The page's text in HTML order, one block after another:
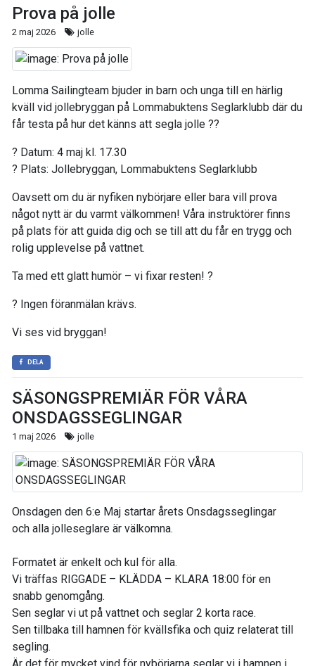
Prova på jolle
2 maj 2026 jolle
Lomma Sailingteam bjuder in barn och unga till en härlig
kväll vid jollebryggan på Lommabuktens Seglarklubb där du
får testa på hur det känns att segla jolle ??
? Datum: 4 maj kl. 17.30
? Plats: Jollebryggan, Lommabuktens Seglarklubb
Oavsett om du är nyfiken nybörjare eller bara vill prova
något nytt är du varmt välkommen! Våra instruktörer finns
på plats för att guida dig och se till att du får en trygg och
rolig upplevelse på vattnet.
Ta med ett glatt humör – vi fixar resten! ?
? Ingen föranmälan krävs.
Vi ses vid bryggan!
DELA
SÄSONGSPREMIÄR FÖR VÅRA
ONSDAGSSEGLINGAR
1 maj 2026 jolle
Onsdagen den 6:e Maj startar årets Onsdagsseglingar
och alla jolleseglare är välkomna.
Formatet är enkelt och kul för alla.
Vi träffas RIGGADE – KLÄDDA – KLARA 18:00 för en
snabb genomgång.
Sen seglar vi ut på vattnet och seglar 2 korta race.
Sen tillbaka till hamnen för kvällsfika och quiz relaterat till
segling.